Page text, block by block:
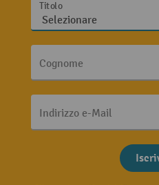
Titolo
Cognome
Indirizzo e-Mail